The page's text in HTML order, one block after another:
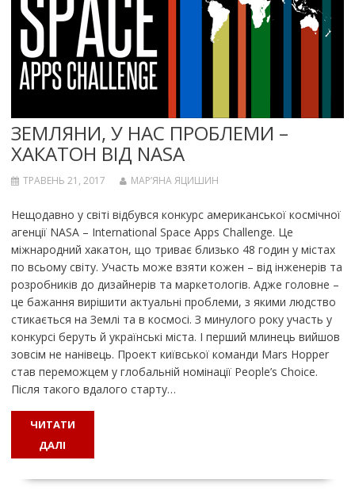
ЗЕМЛЯНИ, У НАС ПРОБЛЕМИ –
ХАКАТОН ВІД NASA
ТРАВЕНЬ 21, 2017 МАР’ЯНА ЯЦИШИН
Нещодавно у світі відбувся конкурс американської космічної
агенції NASA – International Space Apps Challenge. Це
міжнародний хакатон, що триває близько 48 годин у містах
по всьому світу. Участь може взяти кожен – від інженерів та
розробників до дизайнерів та маркетологів. Адже головне –
це бажання вирішити актуальні проблеми, з якими людство
стикається на Землі та в космосі. З минулого року участь у
конкурсі беруть й українські міста. І перший млинець вийшов
зовсім не нанівець. Проект київської команди Mars Hopper
став переможцем у глобальній номінації People’s Choice.
Після такого вдалого старту…
ЧИТАТИ
ДАЛІ